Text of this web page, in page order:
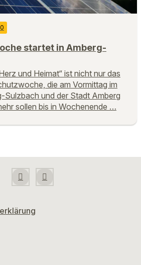
startet in Amberg-
und Heimat“ ist nicht nur das
die am Vormittag im
Sulzbach und der Stadt Amberg
sollen bis in Wochenende …